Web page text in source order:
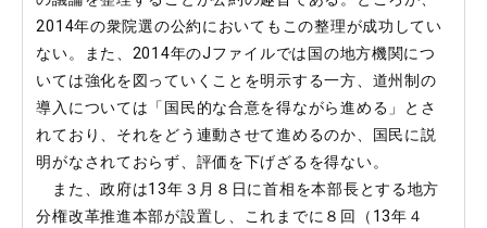
2014年の衆院選の公約においてもこの整理が成功してい
ない。また、2014年のJファイルでは国の地方機関につ
いては強化を図っていくことを明示する一方、道州制の
導入については「国民的な合意を得ながら進める」とさ
れており、それをどう連動させて進めるのか、国民に説
明がなされておらず、評価を下げざるを得ない。
また、政府は13年３月８日に首相を本部長とする地方
分権改革推進本部が設置し、これまでに８回（13年４